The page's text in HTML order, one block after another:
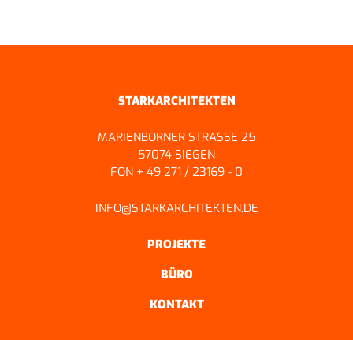
STARKARCHITEKTEN
MARIENBORNER STRASSE 25
57074 SIEGEN
FON + 49 271 / 23169 - 0
INFO@STARKARCHITEKTEN.DE
PROJEKTE
BÜRO
KONTAKT